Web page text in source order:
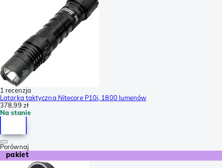
1 recenzja
Latarka taktyczna Nitecore P10i, 1800 lumenów
378,99 zł
Na stanie
Porównaj
pakiet